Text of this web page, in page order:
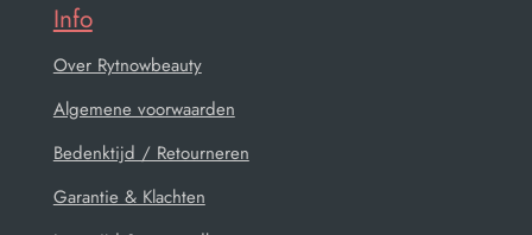
Info
Over Rytnowbeauty
Algemene voorwaarden
Bedenktijd / Retourneren
Garantie & Klachten